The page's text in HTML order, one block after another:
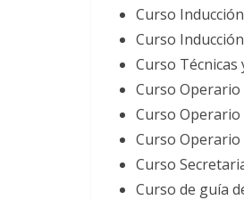
Curso
Curso
Curso
Curso
Curso
Curso
Curso
Curso de guía